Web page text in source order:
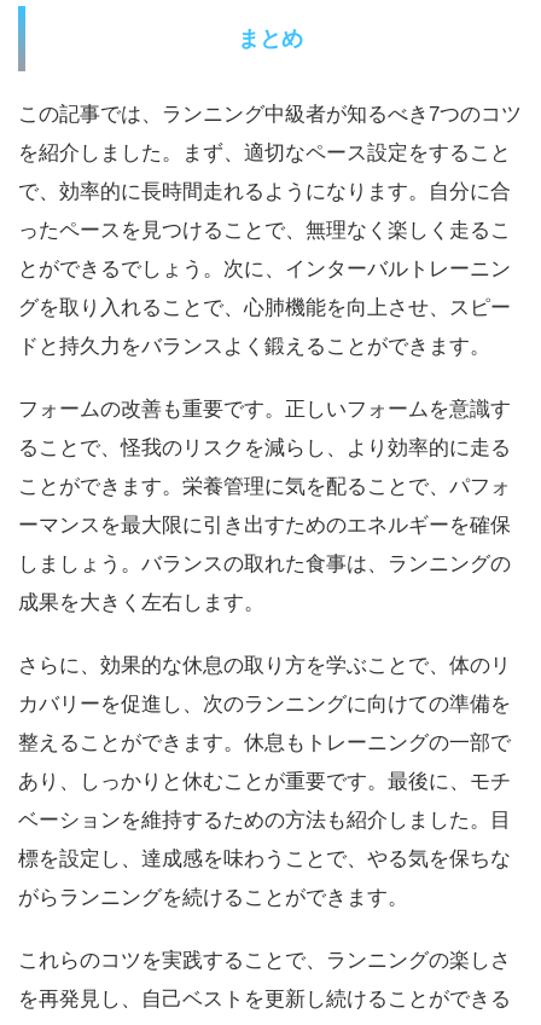
まとめ
この記事では、ランニング中級者が知るべき7つのコツ
を紹介しました。まず、適切なペース設定をすること
で、効率的に長時間走れるようになります。自分に合
ったペースを見つけることで、無理なく楽しく走るこ
とができるでしょう。次に、インターバルトレーニン
グを取り入れることで、心肺機能を向上させ、スピー
ドと持久力をバランスよく鍛えることができます。
フォームの改善も重要です。正しいフォームを意識す
ることで、怪我のリスクを減らし、より効率的に走る
ことができます。栄養管理に気を配ることで、パフォ
ーマンスを最大限に引き出すためのエネルギーを確保
しましょう。バランスの取れた食事は、ランニングの
成果を大きく左右します。
さらに、効果的な休息の取り方を学ぶことで、体のリ
カバリーを促進し、次のランニングに向けての準備を
整えることができます。休息もトレーニングの一部で
あり、しっかりと休むことが重要です。最後に、モチ
ベーションを維持するための方法も紹介しました。目
標を設定し、達成感を味わうことで、やる気を保ちな
がらランニングを続けることができます。
これらのコツを実践することで、ランニングの楽しさ
を再発見し、自己ベストを更新し続けることができる